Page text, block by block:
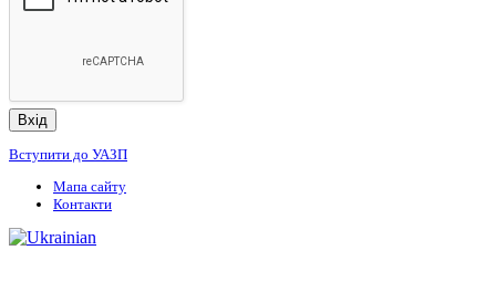
Вступити до УАЗП
Мапа сайту
Контакти